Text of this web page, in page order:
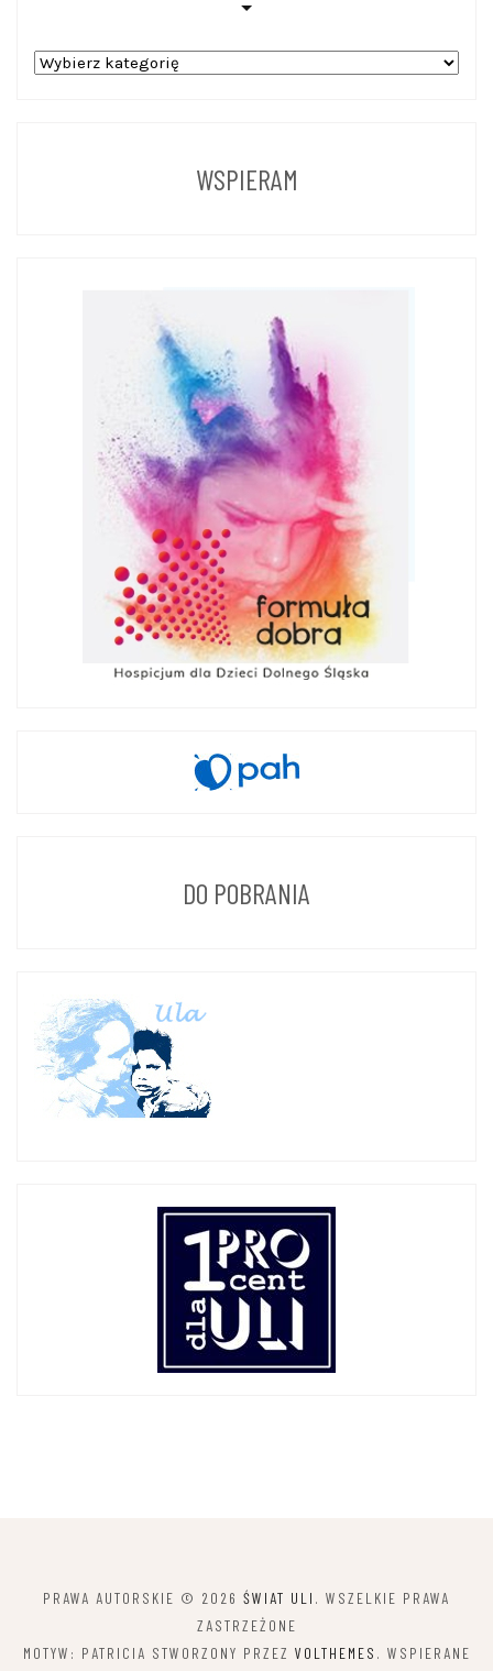
WPISY
WSPIERAM
DO POBRANIA
PRAWA AUTORSKIE © 2026 ŚWIAT ULI . WSZELKIE PRAWA
ZASTRZEŻONE
MOTYW: PATRICIA STWORZONY PRZEZ VOLTHEMES . WSPIERANE